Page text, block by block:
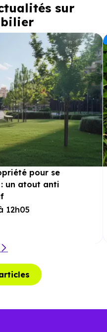
sur
pour se
un atout anti
12h05